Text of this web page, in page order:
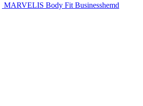
MARVELIS Body Fit Businesshemd